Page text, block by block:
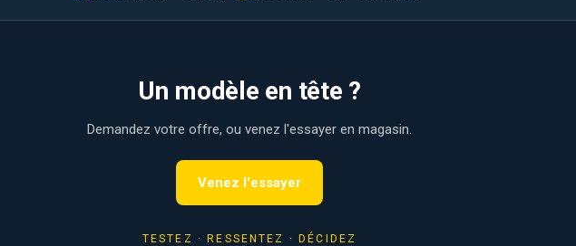
Un modèle en tête ?
Demandez votre offre, ou venez l'essayer en magasin.
Venez l'essayer
TESTEZ · RESSENTEZ · DÉCIDEZ